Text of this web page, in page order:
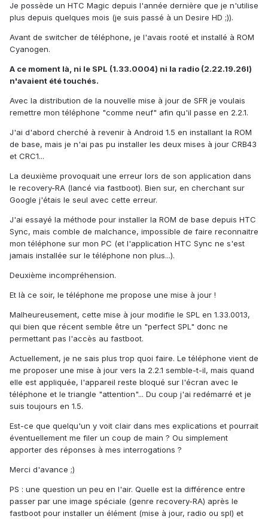
Je possède un HTC Magic depuis l'année dernière que je n'utilise
plus depuis quelques mois (je suis passé à un Desire HD ;)).
Avant de switcher de téléphone, je l'avais rooté et installé à ROM
Cyanogen.
A ce moment là, ni le SPL (1.33.0004) ni la radio (2.22.19.26I)
n'avaient été touchés.
Avec la distribution de la nouvelle mise à jour de SFR je voulais
remettre mon téléphone "comme neuf" afin qu'il passe en 2.2.1.
J'ai d'abord cherché à revenir à Android 1.5 en installant la ROM
de base, mais je n'ai pas pu installer les deux mises à jour CRB43
et CRC1...
La deuxième provoquait une erreur lors de son application dans
le recovery-RA (lancé via fastboot). Bien sur, en cherchant sur
Google j'étais le seul avec cette erreur.
J'ai essayé la méthode pour installer la ROM de base depuis HTC
Sync, mais comble de malchance, impossible de faire reconnaitre
mon téléphone sur mon PC (et l'application HTC Sync ne s'est
jamais installée sur le téléphone non plus...).
Deuxième incompréhension.
Et là ce soir, le téléphone me propose une mise à jour !
Malheureusement, cette mise à jour modifie le SPL en 1.33.0013,
qui bien que récent semble être un "perfect SPL" donc ne
permettant pas l'accès au fastboot.
Actuellement, je ne sais plus trop quoi faire. Le téléphone vient de
me proposer une mise à jour vers la 2.2.1 semble-t-il, mais quand
elle est appliquée, l'appareil reste bloqué sur l'écran avec le
téléphone et le triangle "attention"... Du coup j'ai redémarré et je
suis toujours en 1.5.
Est-ce que quelqu'un y voit clair dans mes explications et pourrait
éventuellement me filer un coup de main ? Ou simplement
apporter des réponses à mes interrogations ?
Merci d'avance ;)
PS : une question un peu en l'air. Quelle est la différence entre
passer par une image spéciale (genre recovery-RA) après le
fastboot pour installer un élément (mise à jour, radio ou spl) et